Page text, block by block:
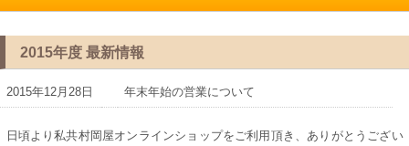
2015年度 最新情報
2015年12月28日 年末年始の営業について
日頃より私共村岡屋オンラインショップをご利用頂き、ありがとうござい